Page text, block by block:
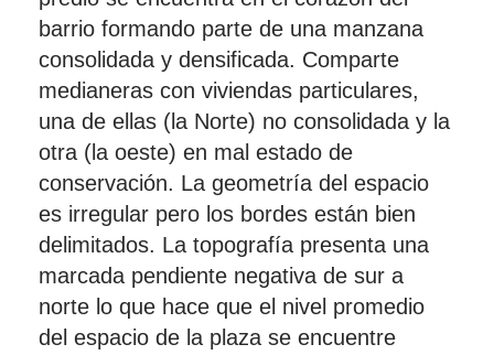
barrio formando parte de una manzana
consolidada y densificada. Comparte
medianeras con viviendas particulares,
una de ellas (la Norte) no consolidada y la
otra (la oeste) en mal estado de
conservación. La geometría del espacio
es irregular pero los bordes están bien
delimitados. La topografía presenta una
marcada pendiente negativa de sur a
norte lo que hace que el nivel promedio
del espacio de la plaza se encuentre